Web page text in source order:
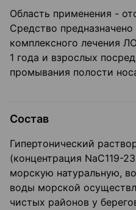
Область применения -
Средство
комплексного лечения
1 года и взрослых
промывания полости
Состав
Гипертонический
(концентрация NaC119-
морскую натуральную,
воды морской
чистых районов у